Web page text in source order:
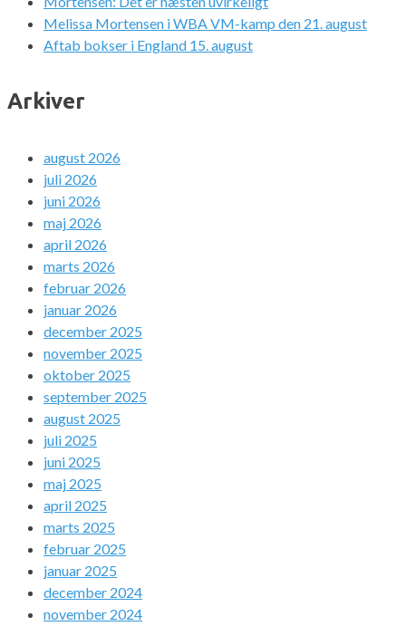
Melissa Mortensen i WBA VM-kamp den 21. august
Aftab bokser i England 15. august
Arkiver
august 2026
juli 2026
juni 2026
maj 2026
april 2026
marts 2026
februar 2026
januar 2026
december 2025
november 2025
oktober 2025
september 2025
august 2025
juli 2025
juni 2025
maj 2025
april 2025
marts 2025
februar 2025
januar 2025
december 2024
november 2024